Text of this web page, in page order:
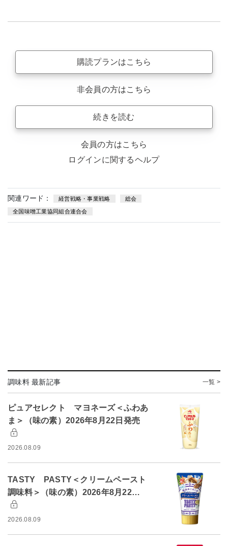
購読プランはこちら
非会員の方はこちら
続きを読む
会員の方はこちら
ログインに関するヘルプ
関連ワード： 経営戦略・事業戦略 総会
全国味噌工業協同組合連合会
調味料 最新記事 一覧 >
ピュアセレクト マヨネーズ＜ふわあ
ま＞（味の素）2026年8月22日発売
2026.08.09
TASTY PASTY＜クリームペースト
調味料＞（味の素）2026年8月22…
2026.08.09